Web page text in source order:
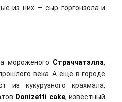
из них — сыр горгонзола и
мороженого Страччатэлла,
века. А еще в городе
из кукурузного крахмала,
Donizetti cake, известный